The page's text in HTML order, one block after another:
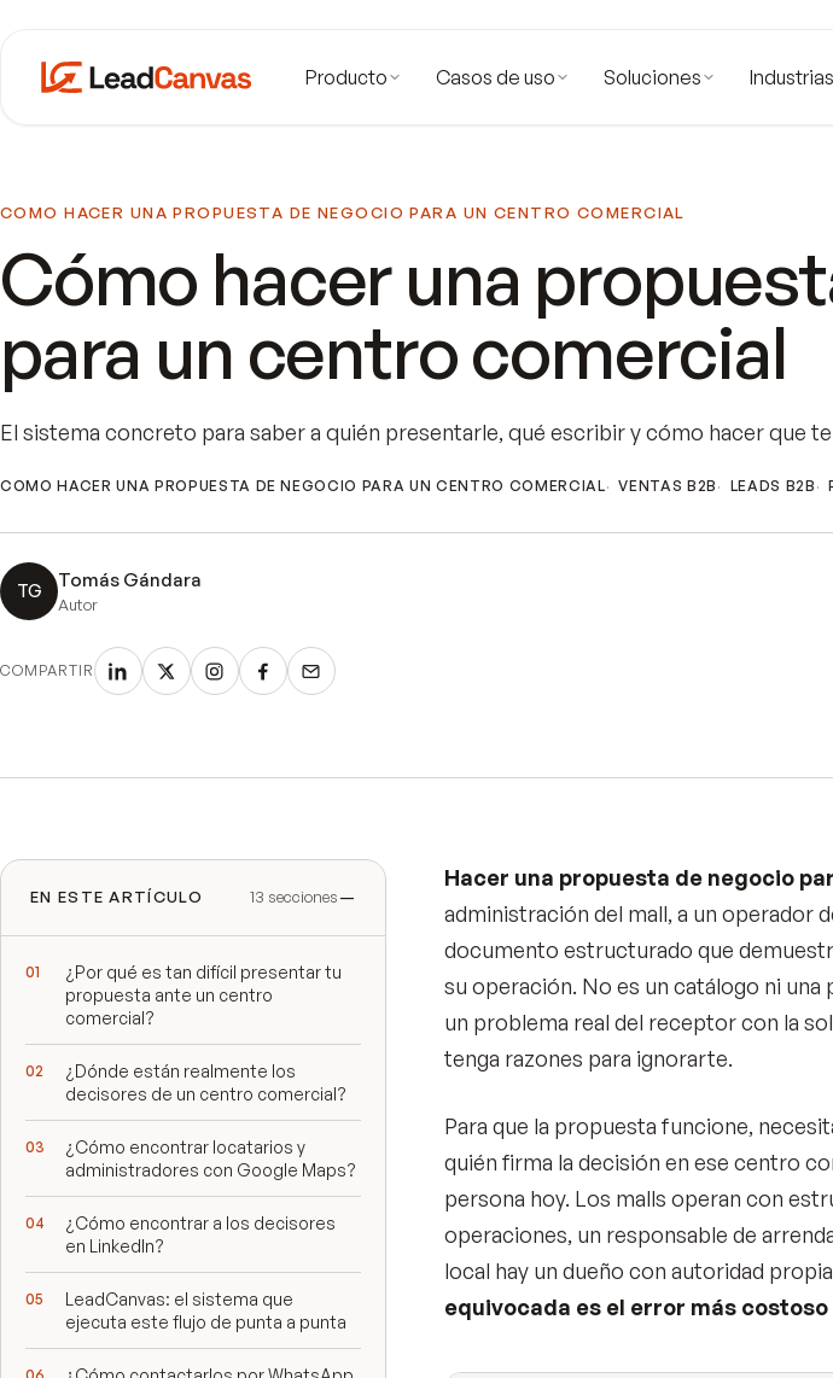
Producto Casos de uso Soluciones Industrias
COMO HACER UNA PROPUESTA DE NEGOCIO PARA UN CENTRO COMERCIAL
Cómo hacer una
para un centro comercial
El sistema concreto para saber a quién presentarle, qué escribir y cómo hacer que
COMO HACER UNA PROPUESTA DE NEGOCIO PARA UN CENTRO COMERCIAL VENTAS B2B LEADS B2B
TG Tomás Gándara
Autor
COMPARTIR
EN ESTE ARTÍCULO 13 secciones
¿Por qué es tan difícil presentar tu
propuesta ante un centro
comercial?
¿Dónde están realmente los
decisores de un centro comercial?
¿Cómo encontrar locatarios y
administradores con Google Maps?
¿Cómo encontrar a los decisores
en LinkedIn?
LeadCanvas: el sistema que
ejecuta este flujo de punta a punta
Hacer una propuesta de negocio
administración del mall, a un operador
documento estructurado que
su operación. No es un catálogo ni
un problema real del receptor con la
tenga razones para ignorarte.
Para que la propuesta funcione,
quién firma la decisión en ese centro
persona hoy. Los malls operan con
operaciones, un responsable de
local hay un dueño con autoridad
equivocada es el error más